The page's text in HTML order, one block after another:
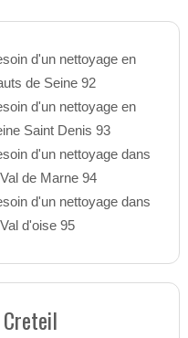
d'un nettoyage en
de Seine 92
d'un nettoyage en
Saint Denis 93
d'un nettoyage dans
Val de Marne 94
d'un nettoyage dans
d'oise 95